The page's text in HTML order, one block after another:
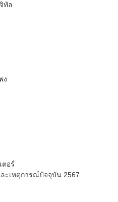
ทัล
ง
ตอร์
ละเหตุการณ์ปัจจุบัน 2567